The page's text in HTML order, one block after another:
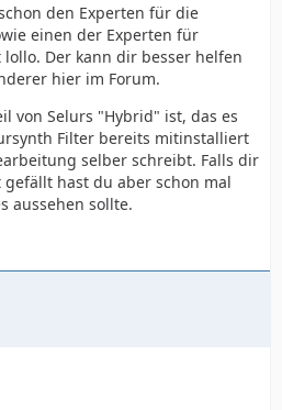
den Experten für die
einen der Experten für
Der kann dir besser helfen
hier im Forum.
von Selurs "Hybrid" ist, das es
Filter bereits mitinstalliert
selber schreibt. Falls dir
hast du aber schon mal
aussehen sollte.